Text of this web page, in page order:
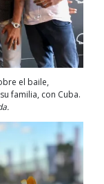
el baile,
familia, con Cuba.